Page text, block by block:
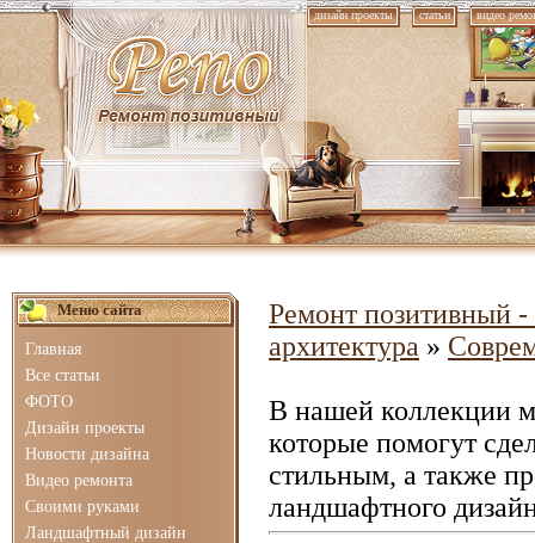
дизайн проекты статьи видео
Меню сайта
Главная
Все статьи
ФОТО
Дизайн проекты
Новости дизайна
Видео ремонта
Своими руками
Ландшафтный дизайн
Ремонт позитивный -
архитектура »
В нашей коллекции
которые помогут
стильным, а также
ландшафтного